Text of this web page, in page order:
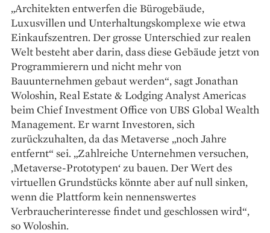
„Architekten entwerfen die Bürogebäude,
Luxusvillen und Unterhaltungskomplexe wie etwa
Einkaufszentren. Der grosse Unterschied zur realen
Welt besteht aber darin, dass diese Gebäude jetzt von
Programmierern und nicht mehr von
Bauunternehmen gebaut werden“, sagt Jonathan
Woloshin, Real Estate & Lodging Analyst Americas
beim Chief Investment Office von UBS Global Wealth
Management. Er warnt Investoren, sich
zurückzuhalten, da das Meta­verse „noch Jahre
entfernt“ sei. „Zahlreiche Unternehmen versuchen,
‚Metaverse-Prototypen‘ zu bauen. Der Wert des
virtuellen Grundstücks könnte aber auf null sinken,
wenn die Plattform kein nennenswertes
Verbraucherinteresse findet und geschlossen wird“,
so Woloshin.